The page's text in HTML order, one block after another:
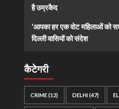
है उम्रकैद
‘आपका हर एक वोट महिलाओं को
दिल्ली वासियों को संदेश
कैटेगरी
CRIME(12) DELHI(47)